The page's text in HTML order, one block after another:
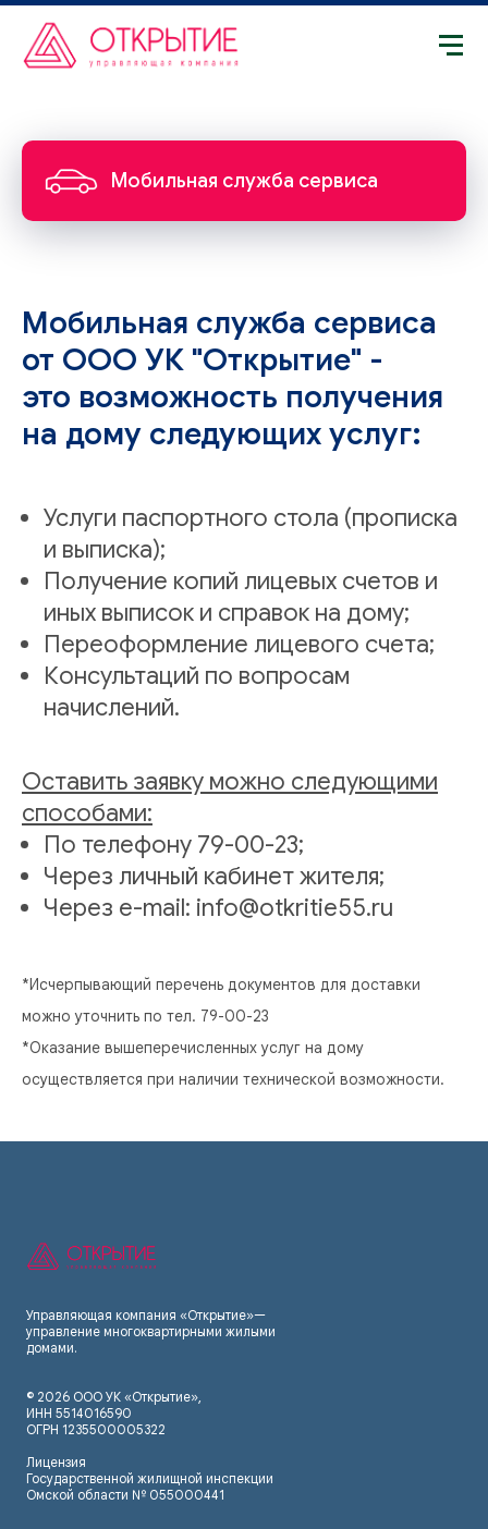
Мобильная служба сервиса
Мобильная служба сервиса
от ООО УК "Открытие" -
это возможность получения
на дому следующих услуг:
Услуги паспортного стола (прописка
и выписка);
Получение копий лицевых счетов и
иных выписок и справок на дому;
Переоформление лицевого счета;
Консультаций по вопросам
начислений.
Оставить заявку можно следующими
способами:
По телефону 79-00-23;
Через личный кабинет жителя;
Через e-mail: info@otkritie55.ru
*Исчерпывающий перечень документов для доставки
можно уточнить по тел. 79-00-23
*Оказание вышеперечисленных услуг на дому
осуществляется при наличии технической возможности.
Управляющая компания «Открытие»—
управление многоквартирными жилыми
домами.
© 2026 ООО УК «Открытие»,
ИНН 5514016590
ОГРН 1235500005322
Лицензия
Государственной жилищной инспекции
Омской области № 055000441